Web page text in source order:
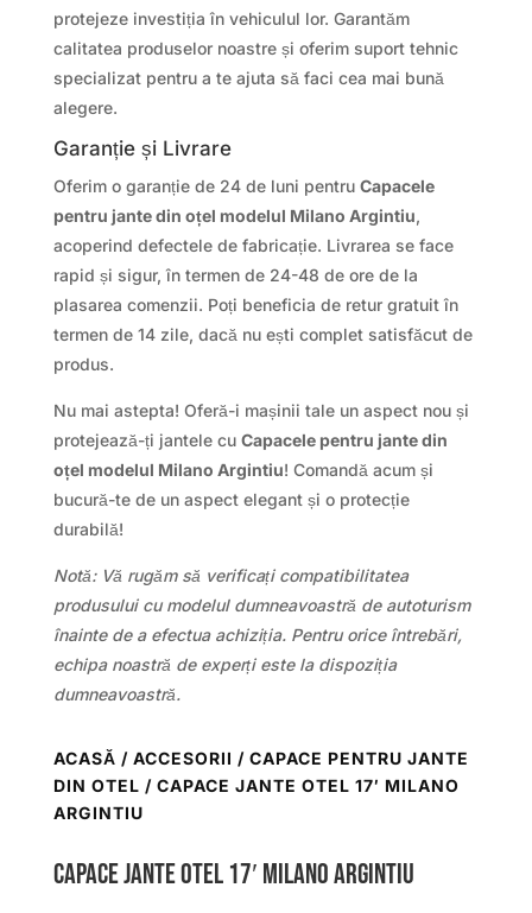
protejeze investiția în vehiculul lor. Garantăm
calitatea produselor noastre și oferim suport tehnic
specializat pentru a te ajuta să faci cea mai bună
alegere.
Garanție și Livrare
Oferim o garanție de 24 de luni pentru Capacele
pentru jante din oțel modelul Milano Argintiu,
acoperind defectele de fabricație. Livrarea se face
rapid și sigur, în termen de 24-48 de ore de la
plasarea comenzii. Poți beneficia de retur gratuit în
termen de 14 zile, dacă nu ești complet satisfăcut de
produs.
Nu mai astepta! Oferă-i mașinii tale un aspect nou și
protejează-ți jantele cu Capacele pentru jante din
oțel modelul Milano Argintiu! Comandă acum și
bucură-te de un aspect elegant și o protecție
durabilă!
Notă: Vă rugăm să verificați compatibilitatea
produsului cu modelul dumneavoastră de autoturism
înainte de a efectua achiziția. Pentru orice întrebări,
echipa noastră de experți este la dispoziția
dumneavoastră.
ACASĂ / ACCESORII / CAPACE PENTRU JANTE
DIN OTEL / CAPACE JANTE OTEL 17′ MILANO
ARGINTIU
Capace jante otel 17′ Milano Argintiu